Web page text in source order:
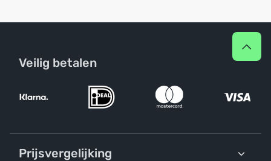
Veilig betalen
Prijsvergelijking